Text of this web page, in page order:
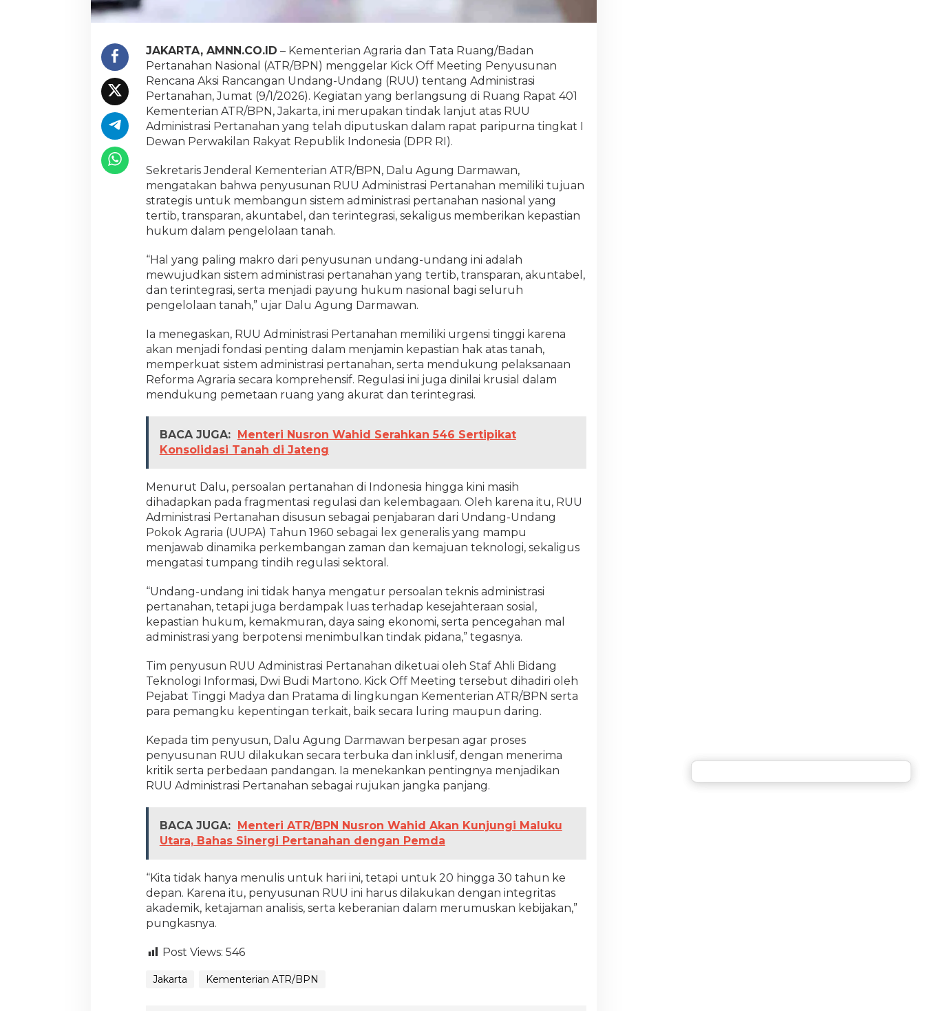
i
U
U
A
d
m
i
i
s
r
a
i
P
e
t
a
n
a
h
n
JAKARTA, AMNN.CO.ID – Kementerian Agraria dan Tata Ruang/Badan
Pertanahan Nasional (ATR/BPN) menggelar Kick Off Meeting Penyusunan
Rencana Aksi Rancangan Undang-Undang (RUU) tentang Administrasi
Pertanahan, Jumat (9/1/2026). Kegiatan yang berlangsung di Ruang Rapat 401
Kementerian ATR/BPN, Jakarta, ini merupakan tindak lanjut atas RUU
Administrasi Pertanahan yang telah diputuskan dalam rapat paripurna tingkat I
Dewan Perwakilan Rakyat Republik Indonesia (DPR RI).
Sekretaris Jenderal Kementerian ATR/BPN, Dalu Agung Darmawan,
mengatakan bahwa penyusunan RUU Administrasi Pertanahan memiliki tujuan
strategis untuk membangun sistem administrasi pertanahan nasional yang
tertib, transparan, akuntabel, dan terintegrasi, sekaligus memberikan kepastian
hukum dalam pengelolaan tanah.
“Hal yang paling makro dari penyusunan undang-undang ini adalah
mewujudkan sistem administrasi pertanahan yang tertib, transparan, akuntabel,
dan terintegrasi, serta menjadi payung hukum nasional bagi seluruh
pengelolaan tanah,” ujar Dalu Agung Darmawan.
Ia menegaskan, RUU Administrasi Pertanahan memiliki urgensi tinggi karena
akan menjadi fondasi penting dalam menjamin kepastian hak atas tanah,
memperkuat sistem administrasi pertanahan, serta mendukung pelaksanaan
Reforma Agraria secara komprehensif. Regulasi ini juga dinilai krusial dalam
mendukung pemetaan ruang yang akurat dan terintegrasi.
BACA JUGA: Menteri Nusron Wahid Serahkan 546 Sertipikat
Konsolidasi Tanah di Jateng
Menurut Dalu, persoalan pertanahan di Indonesia hingga kini masih
dihadapkan pada fragmentasi regulasi dan kelembagaan. Oleh karena itu, RUU
Administrasi Pertanahan disusun sebagai penjabaran dari Undang-Undang
Pokok Agraria (UUPA) Tahun 1960 sebagai lex generalis yang mampu
menjawab dinamika perkembangan zaman dan kemajuan teknologi, sekaligus
mengatasi tumpang tindih regulasi sektoral.
“Undang-undang ini tidak hanya mengatur persoalan teknis administrasi
pertanahan, tetapi juga berdampak luas terhadap kesejahteraan sosial,
kepastian hukum, kemakmuran, daya saing ekonomi, serta pencegahan mal
administrasi yang berpotensi menimbulkan tindak pidana,” tegasnya.
Tim penyusun RUU Administrasi Pertanahan diketuai oleh Staf Ahli Bidang
Teknologi Informasi, Dwi Budi Martono. Kick Off Meeting tersebut dihadiri oleh
Pejabat Tinggi Madya dan Pratama di lingkungan Kementerian ATR/BPN serta
para pemangku kepentingan terkait, baik secara luring maupun daring.
Kepada tim penyusun, Dalu Agung Darmawan berpesan agar proses
penyusunan RUU dilakukan secara terbuka dan inklusif, dengan menerima
kritik serta perbedaan pandangan. Ia menekankan pentingnya menjadikan
RUU Administrasi Pertanahan sebagai rujukan jangka panjang.
BACA JUGA: Menteri ATR/BPN Nusron Wahid Akan Kunjungi Maluku
Utara, Bahas Sinergi Pertanahan dengan Pemda
“Kita tidak hanya menulis untuk hari ini, tetapi untuk 20 hingga 30 tahun ke
depan. Karena itu, penyusunan RUU ini harus dilakukan dengan integritas
akademik, ketajaman analisis, serta keberanian dalam merumuskan kebijakan,”
pungkasnya.
Post Views: 546
Jakarta Kementerian ATR/BPN